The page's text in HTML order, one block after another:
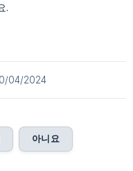
.
04/2024
아니요